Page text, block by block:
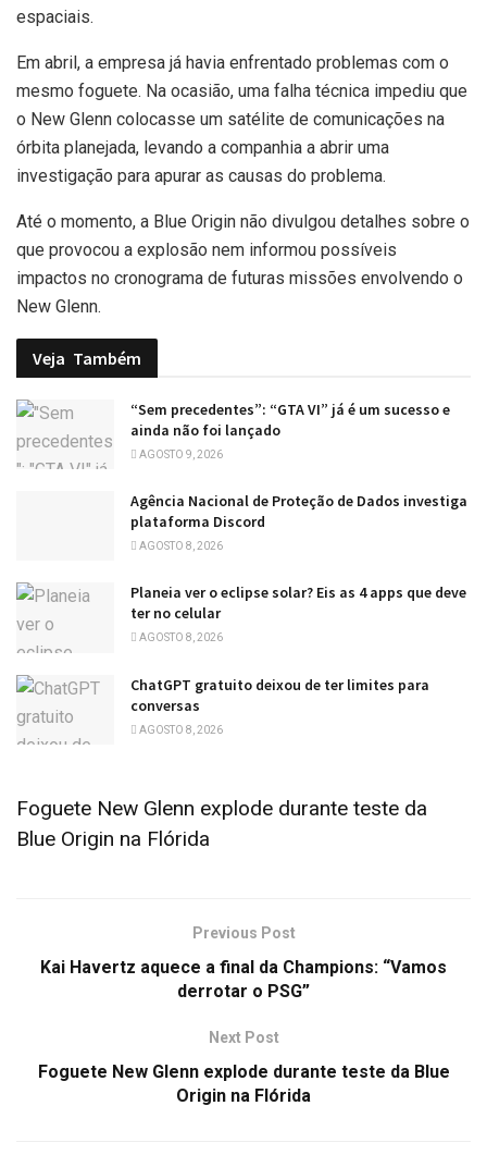
espaciais.
Em abril, a empresa já havia enfrentado problemas com o
mesmo foguete. Na ocasião, uma falha técnica impediu que
o New Glenn colocasse um satélite de comunicações na
órbita planejada, levando a companhia a abrir uma
investigação para apurar as causas do problema.
Até o momento, a Blue Origin não divulgou detalhes sobre o
que provocou a explosão nem informou possíveis
impactos no cronograma de futuras missões envolvendo o
New Glenn.
Veja Também
“Sem precedentes”: “GTA VI” já é um sucesso e
ainda não foi lançado
AGOSTO 9, 2026
Agência Nacional de Proteção de Dados investiga
plataforma Discord
AGOSTO 8, 2026
Planeia ver o eclipse solar? Eis as 4 apps que deve
ter no celular
AGOSTO 8, 2026
ChatGPT gratuito deixou de ter limites para
conversas
AGOSTO 8, 2026
Foguete New Glenn explode durante teste da
Blue Origin na Flórida
Previous Post
Kai Havertz aquece a final da Champions: “Vamos
derrotar o PSG”
Next Post
Foguete New Glenn explode durante teste da Blue
Origin na Flórida